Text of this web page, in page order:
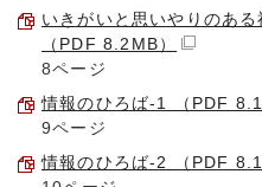
いきがいと思いやりのあ
（PDF 8.2MB）
8ページ
情報のひろば-1 （PDF
9ページ
情報のひろば-2 （PDF